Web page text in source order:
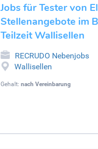
Jobs für Tester von
Stellenangebote im
Teilzeit Wallisellen
RECRUDO Nebenjobs
Wallisellen
Gehalt: nach Vereinbarung